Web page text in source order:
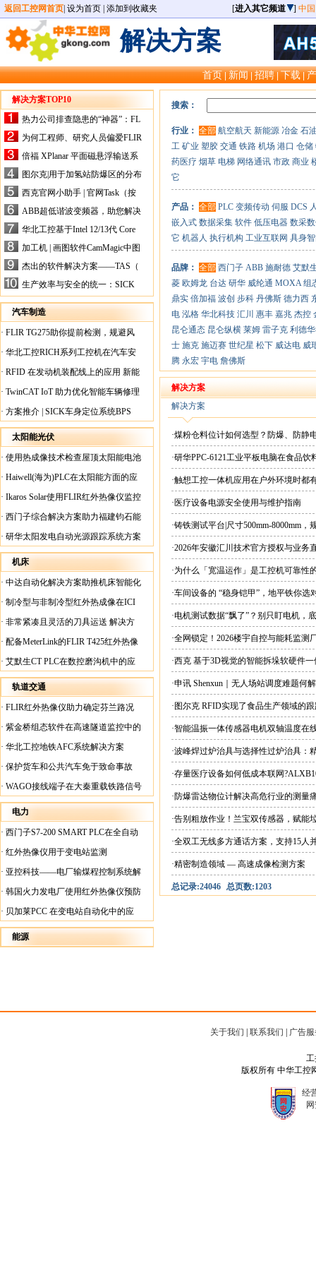
返回工控网首页 设为首页 添加到收藏夹 [进入其它频道 ] 中
解决方案
首页|新闻|招聘|下载|
解决方案TOP10
热力公司排查隐患的“神器”：FL
IR手持式热像仪，高效精准！
为何工程师、研究人员偏爱FLIR
X-HS系列热像仪？精准高效是
关键
倍福 XPlanar 平面磁悬浮输送系
统的创新应用
图尔克|用于加氢站防爆区的分布
式I/O解决方案
西克官网小助手 | 官网Task（按
任务选型）更新预告
ABB超低谐波变频器，助您解决
电气设备运行难题！
华北工控基于Intel 12/13代 Core
的ATX-6159嵌入式主板，推进
机器人市场
加工机 | 画图软件CamMagic中图
层整合的问题
杰出的软件解决方案——TAS（
Turck Automation Suite）
生产效率与安全的统一：SICK
关于机器人技术传感器解决方案
的采访
汽车制造
· FLIR TG275助你提前检测，规避风
险！
· 华北工控RICH系列工控机在汽车安
全检测行业中的应用
· RFID 在发动机装配线上的应用 新能
源汽车爆炸频发？
· TwinCAT IoT 助力优化智能车辆修理
· 方案推介 | SICK车身定位系统BPS
太阳能光伏
· 使用热成像技术检查屋顶太阳能电池
板
· Haiwell(海为)PLC在太阳能方面的应
用
· Ikaros Solar使用FLIR红外热像仪监控
已装太阳能电池板
· 西门子综合解决方案助力福建钧石能
源飞速发展
· 研华太阳发电自动光源跟踪系统方案
机床
· 中达自动化解决方案助推机床智能化
升级
· 制冷型与非制冷型红外热成像在ICI
工厂内完美配合
· 非常紧凑且灵活的刀具运送 解决方
案
· 配备MeterLink的FLIR T425红外热像
仪帮助Medite Europe Ltd加快红外检测
工作速度
· 艾默生CT PLC在数控磨沟机中的应
用
轨道交通
· FLIR红外热像仪助力确定芬兰路况
· 紫金桥组态软件在高速隧道监控中的
应用
· 华北工控地铁AFC系统解决方案
· 保护货车和公共汽车免于致命事故
· WAGO接线端子在大秦重载铁路信号
楼设备中的应用
电力
· 西门子S7-200 SMART PLC在全自动
蓄电池短路内阻检测机上的应用
· 红外热像仪用于变电站监测
· 亚控科技——电厂输煤程控制系统解
决方案
· 韩国火力发电厂使用红外热像仪预防
火灾
· 贝加莱PCC 在变电站自动化中的应
用
能源
搜索：
行业： 全部 航空航天 新能源 冶金 石
工 矿业 塑胶 交通 铁路 机场 港口 仓储
药医疗 烟草 电梯 网络通讯 市政 商业
它
产品： 全部 PLC 变频传动 伺服 DCS
嵌入式 数据采集 软件 低压电器 数采
它 机器人 执行机构 工业互联网 具身
品牌： 全部 西门子 ABB 施耐德 艾默
菱 欧姆龙 台达 研华 威纶通 MOXA 组
鼎实 倍加福 波创 步科 丹佛斯 德力西
电 泓格 华北科技 汇川 惠丰 嘉兆 杰控
昆仑通态 昆仑纵横 莱姆 雷子克 利德
士 施克 施迈赛 世纪星 松下 威达电 威
腾 永宏 宇电 詹佛斯
解决方案
解决方案
·煤粉仓料位计如何选型？防爆、防静
·研华PPC-6121工业平板电脑在食品
·触想工控一体机应用在户外环境时都
·医疗设备电源安全使用与维护指南
·铸铁测试平台|尺寸500mm-8000mm，
·2026年安徽汇川技术官方授权与业务
现货直供平台
·为什么「宽温运作」是工控机可靠性
·车间设备的 “稳身铠甲”，地平铁你选
·电机测试数据“飘了”？别只盯电机，
·全网锁定！2026楼宇自控与能耗监
·西克 基于3D视觉的智能拆垛软硬件
·申讯 Shenxun｜无人场站调度难题何
·图尔克 RFID实现了食品生产领域的
·智能温振一体传感器电机双轴温度在
·波峰焊过炉治具与选择性过炉治具：
·存量医疗设备如何低成本联网
·防爆雷达物位计解决高危行业的测量
·告别粗放作业！兰宝双传感器，赋能
·全双工无线多方通话方案，支持15人
·精密制造领域 — 高速成像检测方案
总记录:24046 总页数:1203
关于我们 联系我们 广告
工
版权所有 中华工控
经